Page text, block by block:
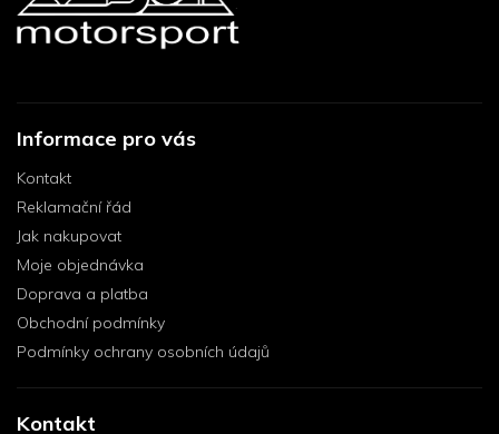
Informace pro vás
Kontakt
Reklamační řád
Jak nakupovat
Moje objednávka
Doprava a platba
Obchodní podmínky
Podmínky ochrany osobních údajů
Kontakt